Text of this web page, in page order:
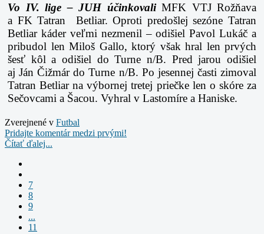
Vo IV. lige – JUH účinkovaliMFK VTJ Rožňava
a FK Tatran Betliar. Oproti predošlej sezóne Tatran
Betliar káder veľmi nezmenil – odišiel Pavol Lukáč a
pribudol len Miloš Gallo, ktorý však hral len prvých
šesť kôl a odišiel do Turne n/B. Pred jarou odišiel
ajJán Čižmár do Turne n/B. Po jesennej časti zimoval
Tatran Betliar na výbornej tretej priečke len o skóre za
Sečovcami a Šacou. Vyhral v Lastomíre a Haniske.
Zverejnené v Futbal
Pridajte komentár medzi prvými!
Čítať ďalej...
7
8
9
...
11